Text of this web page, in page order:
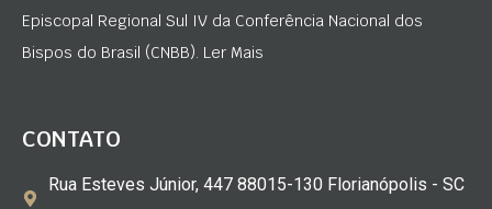
Episcopal Regional Sul IV da Conferência Nacional dos
Bispos do Brasil (CNBB). Ler Mais
CONTATO
Rua Esteves Júnior, 447 88015-130 Florianópolis - SC